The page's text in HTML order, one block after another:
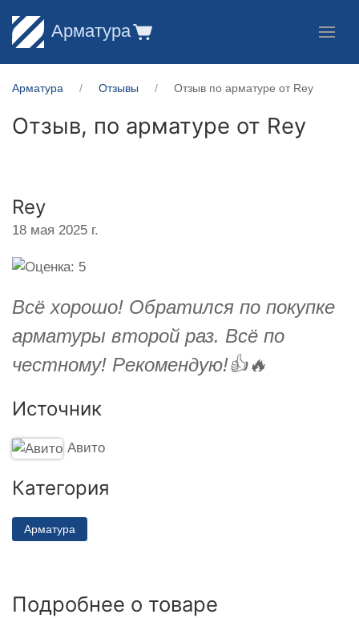
Арматура
Арматура Отзывы Отзыв по арматуре от Rey
Отзыв, по арматуре от Rey
Rey
18 мая 2025 г.
Всё хорошо! Обратился по покупке
арматуры второй раз. Всё по
честному! Рекомендую!👍🔥
Источник
Авито
Категория
Арматура
Подробнее о товаре